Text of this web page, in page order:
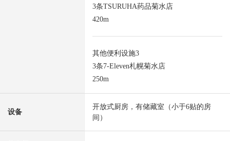
3条TSURUHA药品菊水店
420m
其他便利设施3
3条7-Eleven札幌菊水店
250m
设备
开放式厨房，有储藏室（小于6贴的房
间）